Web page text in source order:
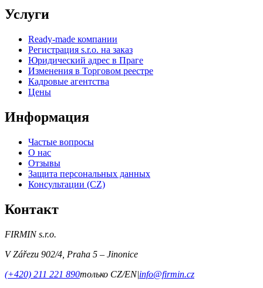
Услуги
Ready-made компании
Регистрация s.r.o. на заказ
Юридический адрес в Праге
Изменения в Торговом реестре
Кадровые агентства
Цены
Информация
Частые вопросы
О нас
Отзывы
Защита персональных данных
Консультации (CZ)
Контакт
FIRMIN s.r.o.
V Zářezu 902/4 Praha 5 – Jinonice
(+420) 211 221 890только CZ/EN|info@firmin.cz